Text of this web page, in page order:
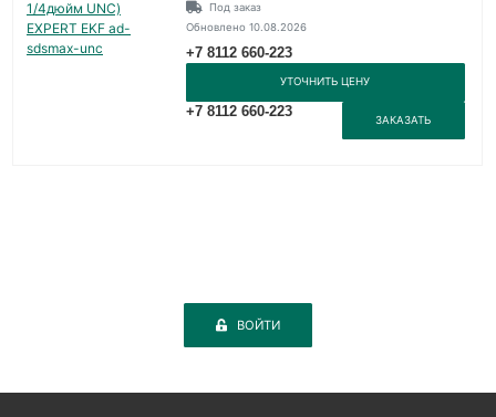
Под заказ
Обновлено 10.08.2026
+7 8112 660-223
УТОЧНИТЬ ЦЕНУ
+7 8112 660-223
ЗАКАЗАТЬ
ВОЙТИ